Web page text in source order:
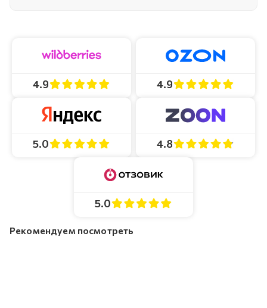
4.9 4.9
5.0 4.8
5.0
Рекомендуем посмотреть